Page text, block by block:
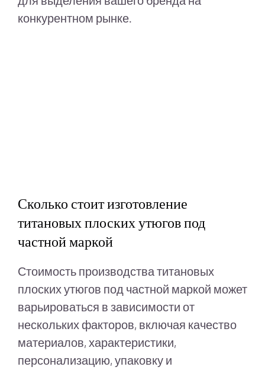
конкурентном рынке.
Сколько стоит изготовление
титановых плоских утюгов под
частной маркой
Стоимость производства титановых
плоских утюгов под частной маркой может
варьироваться в зависимости от
нескольких факторов, включая качество
материалов, характеристики,
персонализацию, упаковку и